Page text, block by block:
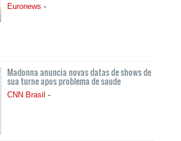
Euronews -
Madonna anuncia novas datas de shows de
sua turne apos problema de saude
CNN Brasil -